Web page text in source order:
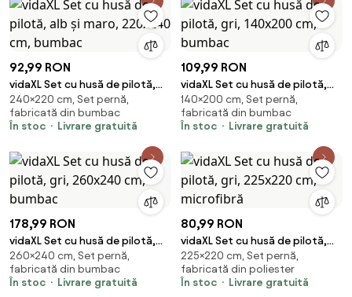
92,99 RON
vidaXL Set cu husă de pilotă,
alb și maro, 220x240 cm,
bumbac
240×220 cm, Set pernă,
fabricată din bumbac
În stoc
Livrare gratuită
109,99 RON
vidaXL Set cu husă de pilotă,
gri, 140x200 cm, bumbac
140×200 cm, Set pernă,
fabricată din bumbac
În stoc
Livrare gratuită
178,99 RON
vidaXL Set cu husă de pilotă,
gri, 260x240 cm, bumbac
260×240 cm, Set pernă,
fabricată din bumbac
În stoc
Livrare gratuită
80,99 RON
vidaXL Set cu husă de pilotă,
gri, 225x220 cm, microfibră
225×220 cm, Set pernă,
fabricată din poliester
În stoc
Livrare gratuită